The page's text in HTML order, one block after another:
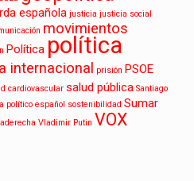
española justicia justicia social
movimientos
Política política
internacional prisión PSOE
cardiovascular salud pública Santiago
político español sostenibilidad Sumar
Vladimir Putin VOX